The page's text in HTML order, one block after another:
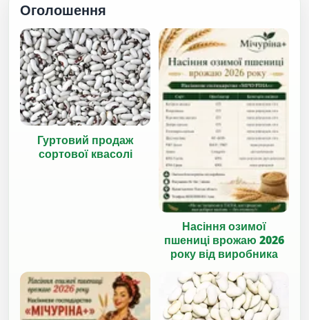
Оголошення
Гуртовий продаж
сортової квасолі
Насіння озимої
пшениці врожаю 2026
року від виробника